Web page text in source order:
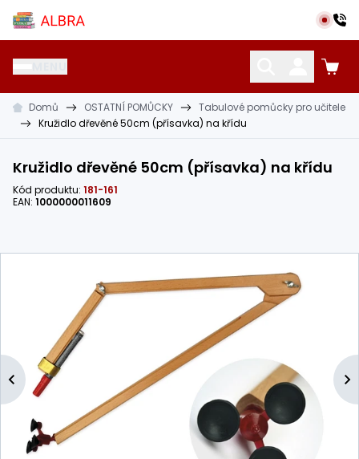
Přeskočit na hlavní obsah
Albra s.r.o.
KATALOG UČEBNIC CIZÍ JAZYKY OSTATNÍ POMŮCKY
Domů OSTATNÍ POMŮCKY
Tabulové pomůcky pro učitele
Kružidlo dřevěné 50cm (přísavka) na křídu
Kružidlo dřevěné 50cm (přísavka) na křídu
Kód produktu: 181-161
EAN: 1000000011609